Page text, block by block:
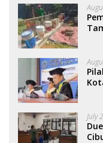
July